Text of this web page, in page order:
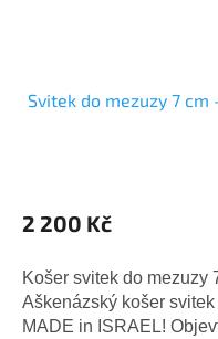
Svitek do mezuzy 7 cm
2 200 Kč
Košer svitek do mezuzy
Aškenázský košer
MADE in ISRAEL!